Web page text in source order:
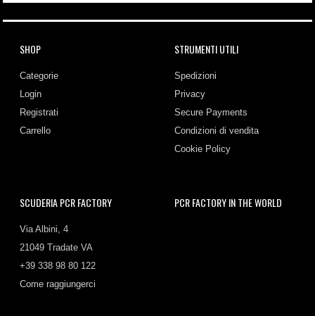
SHOP
Categorie
Login
Registrati
Carrello
STRUMENTI UTILI
Spedizioni
Privacy
Secure Payments
Condizioni di vendita
Cookie Policy
SCUDERIA PCR FACTORY
Via Albini, 4
21049 Tradate VA
+39 338 98 80 122
Come raggiungerci
PCR FACTORY IN THE WORLD